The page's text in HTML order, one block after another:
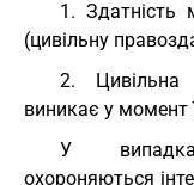
1. Здатність
(цивільну
2. Цивільна
виникає у момент
У
охороняються